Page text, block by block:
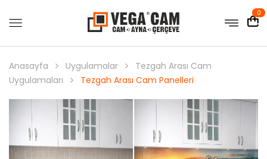
0
Anasayfa Uygulamalar
Tezgah Arası Cam
Uygulamaları
Tezgah Arası Cam Panelleri